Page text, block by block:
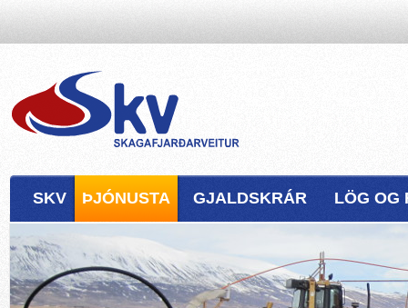
SKV ÞJÓNUSTA GJALDSKRÁR LÖG OG